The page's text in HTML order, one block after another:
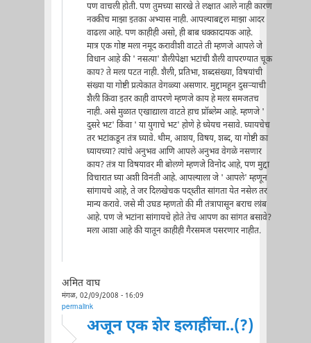
पण वाचली होती. पण तुमच्या सारखे ते लक्षात आले नाही कारण
नक्कीच माझा इतका अभ्यास नाही. आपल्याबद्दल माझा आदर
वाढला आहे. पण काहीही असो, ही बाब धक्कादायक आहे.
मात्र एक गोष्ट मला नमूद करावीशी वाटते ती म्हणजे आपले जे
विधान आहे की ' नसत्या' शैलीपेक्षा भटांची शैली वापरण्यात चूक
काय? ते मला पटत नाही. शैली, प्रतिभा, शब्दसंख्या, विषयांची
संख्या या गोष्टी प्रत्येकात वेगळ्या असणार. मुद्दामहून दुसर्‍याची
शैली किंवा इतर काही वापरणे म्हणजे काय हे मला समजतच
नाही. असे मुळात एखाद्याला वाटते हाच प्रॉब्लेम आहे. म्हणजे '
दुसरे भट' किंवा ' या युगाचे भट' होणे हे ध्येयच नसावे. घ्यायचेच
तर भटांकडून तंत्र घ्यावे. थीम, आशय, विषय, शब्द, या गोष्टी का
घ्यायच्या? त्यांचे अनुभव आणि आपले अनुभव वेगळे नसणार
काय? तंत्र या विषयावर मी बोलणे म्हणजे विनोद आहे, पण मुद्दा
विचारात घ्या अशी विनंती आहे. आपल्याला जे ' आपले' म्हणून
सांगायचे आहे, ते जर दिलखेचक पद्ध्तीत सांगता येत नसेल तर
मान्य करावे. जसे मी उघड म्हणतो की मी तंत्रापासून बराच लांब
आहे. पण जे भटांना सांगायचे होते तेच आपण का सांगत बसावे?
मला आशा आहे की यातून काहीही गैरसमज पसरणार नाहीत.
अमित वाघ
मंगळ, 02/09/2008 - 16:09
permalink
अजून एक शेर इलाहींचा..(?)